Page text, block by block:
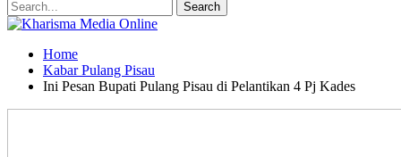
Home
Kabar Pulang Pisau
Ini Pesan Bupati Pulang Pisau di Pelantikan 4 Pj Kades